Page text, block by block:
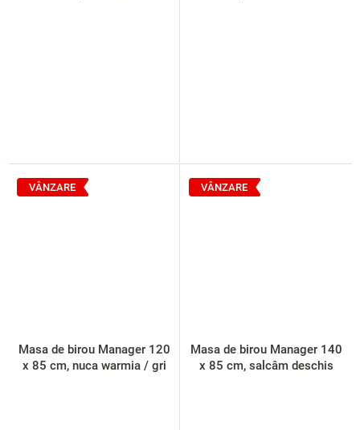
VÂNZARE
Masa de birou Manager 120
x 85 cm, nuca warmia / gri
VÂNZARE
Masa de birou Manager 140
x 85 cm, salcâm deschis